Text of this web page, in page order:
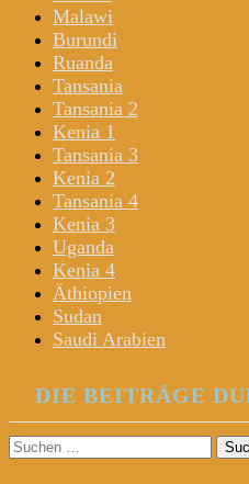
Malawi
Burundi
Ruanda
Tansania
Tansania 2
Kenia 1
Tansania 3
Kenia 2
Tansania 4
Kenia 3
Uganda
Kenia 4
Äthiopien
Sudan
Saudi Arabien
DIE BEITRÄGE
Suchen
nach: